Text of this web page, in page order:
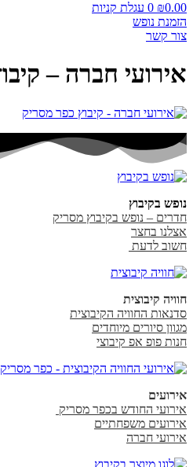
₪0.00
0 עגלת קניות
הזמנת נופש
צור קשר
אירועי חברה –
נופש בקיבוץ
חדרים – נופש בקיבוץ מסריק
אצלנו בחצר
חשוב לדעת
חוויה קיבוצית
סדנאות החוויה הקיבוצית
מגוון סיורים מיוחדים
חנות פופ אפ קיבוצי
אירועים
אירועי החודש בכפר מסריק
אירועים משפחתיים
אירועי חברה